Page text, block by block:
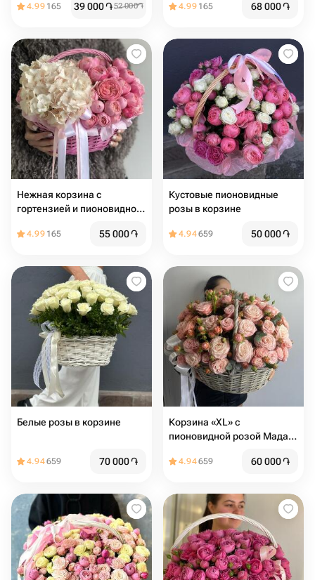
4.99 165 39 000֏52 000֏ 4.99 165 68 000֏
Нежная корзина с
гортензией и пионовидной
4.99 165 55 000֏
Кустовые пионовидные
розы в корзине
4.94659 50 000֏
Белые розы в корзине
4.94659 70 000֏
Корзина «XL» c
пионовидной розой Мадам
4.94659 60 000֏